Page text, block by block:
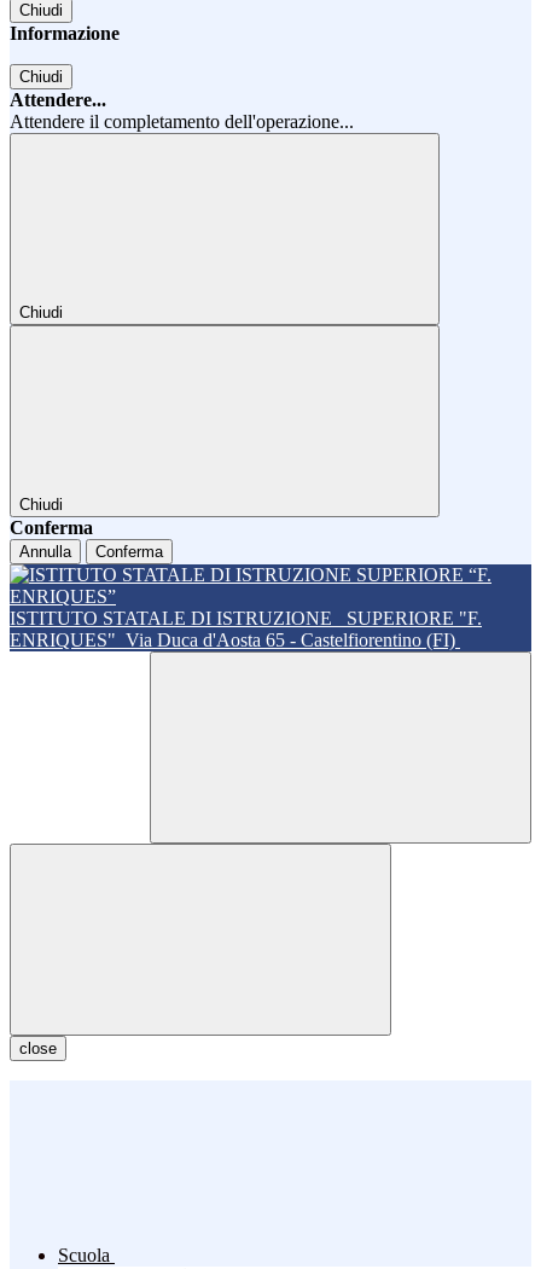
Chiudi
Informazione
Chiudi
Attendere...
Attendere il completamento dell'operazione...
Chiudi
Chiudi
Conferma
Annulla Conferma
ISTITUTO STATALE DI ISTRUZIONE
SUPERIORE "F.
ENRIQUES" Via Duca d'Aosta 65 - Castelfiorentino (FI)
close
Scuola